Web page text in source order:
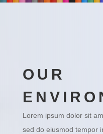
OUR
Lorem ipsum dolor sit
sed do eiusmod tempor